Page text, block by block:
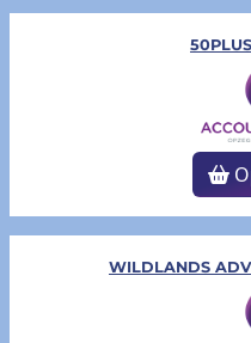
WILDLANDS